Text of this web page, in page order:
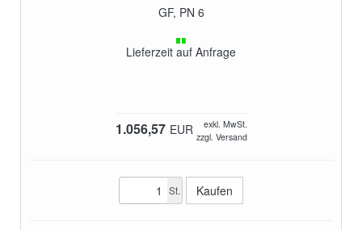
GF, PN 6
Lieferzeit auf Anfrage
1.056,57 EUR
exkl. MwSt.
zzgl. Versand
St.